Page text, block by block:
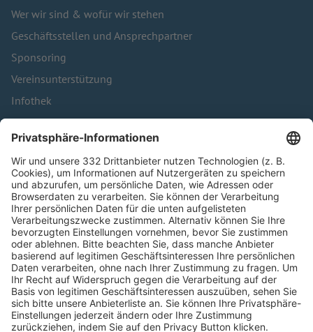
Wer wir sind & wofür wir stehen
Geschäftsstellen und Ansprechpartner
Sponsoring
Vereinsunterstützung
Infothek
Kontakt
HÄUFIG BESUCHTE SEITEN
Pässe und Vereinswechsel
Trainerausbildung
Schulungsangebot Vereinsmitarbeiter
BFV-Geschäftsstellen
Trainerbörse
Login SpielPlus